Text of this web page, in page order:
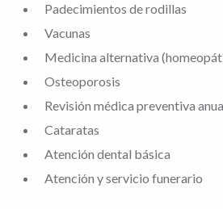
Padecimientos de rodillas
Vacunas
Medicina alternativa
Osteoporosis
Revisión médica preventiva
Cataratas
Atención dental básica
Atención y servicio funerario